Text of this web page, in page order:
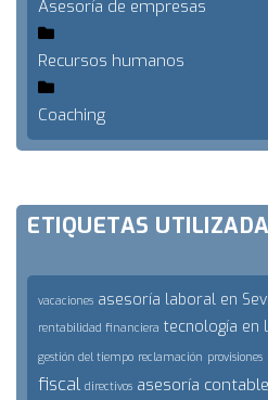
Asesoría de empresas
Recursos humanos
Coaching
ETIQUETAS
vacaciones asesoría laboral en
rentabilidad financiera tecnología en
gestión del tiempo reclamación provisiones
fiscal directivos asesoría contable